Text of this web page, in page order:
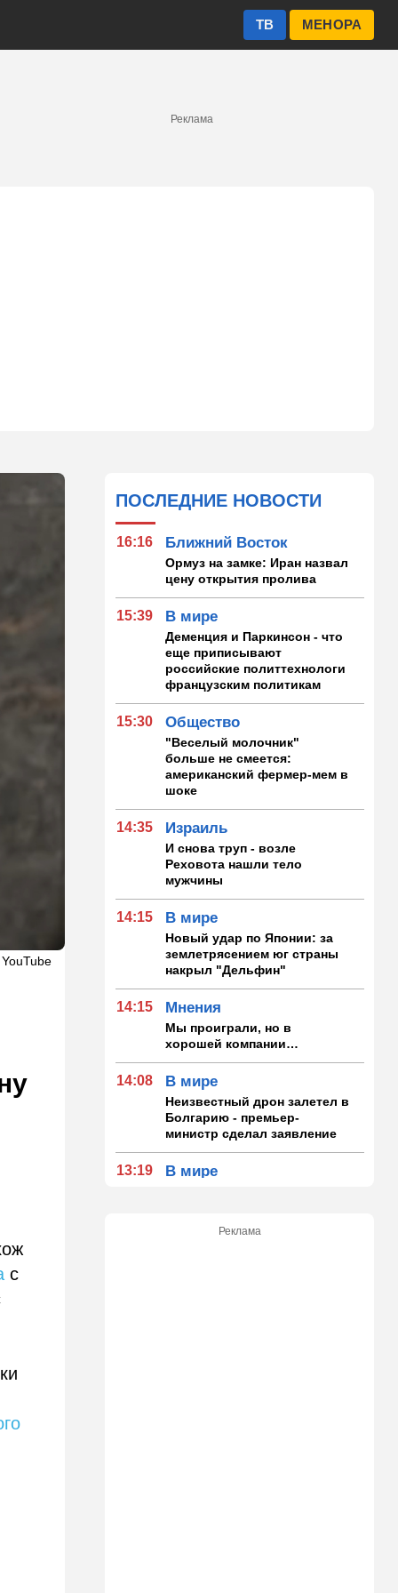
МЕНОРА
ТВ
Реклама
с
ПОСЛЕДНИЕ НОВОСТИ
16:16 Ближний Восток
Ормуз на замке: Иран назвал
цену открытия пролива
15:39 В мире
Деменция и Паркинсон - что
еще приписывают
российские политтехнологи
французским политикам
15:30 Общество
"Веселый молочник"
больше не смеется:
американский фермер-мем в
шоке
14:35 Израиль
И снова труп - возле
Реховота нашли тело
мужчины
14:15 В мире
Новый удар по Японии: за
землетрясением юг страны
накрыл "Дельфин"
14:15 Мнения
Мы проиграли, но в
хорошей компании…
14:08 В мире
Неизвестный дрон залетел в
Болгарию - премьер-
министр сделал заявление
13:19 В мире
террористки — посетители
Реклама